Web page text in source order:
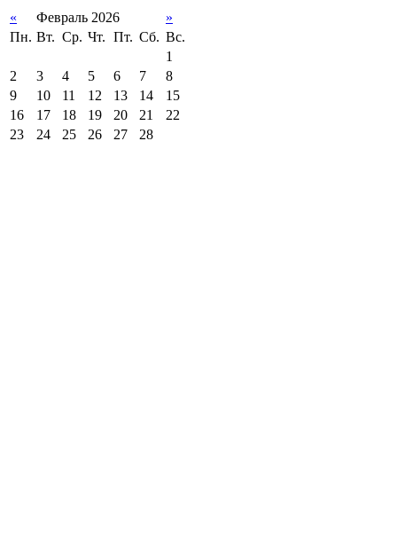
« Февраль 2026
»
Пн. Вт. Ср. Чт. Пт. Сб. Вс.
1
2
3 4 5 6 7
8
9
10 11 12 13 14
15
16
17 18 19 20 21
22
23
24 25 26 27 28